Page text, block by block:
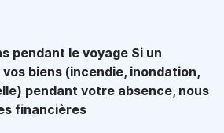
pendant le voyage Si un
biens (incendie, inondation,
pendant votre absence, nous
financières